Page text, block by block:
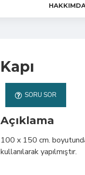
Kapı
SORU SOR
Açıklama
100 x 150 cm.
kullanılarak yapılmıştır.